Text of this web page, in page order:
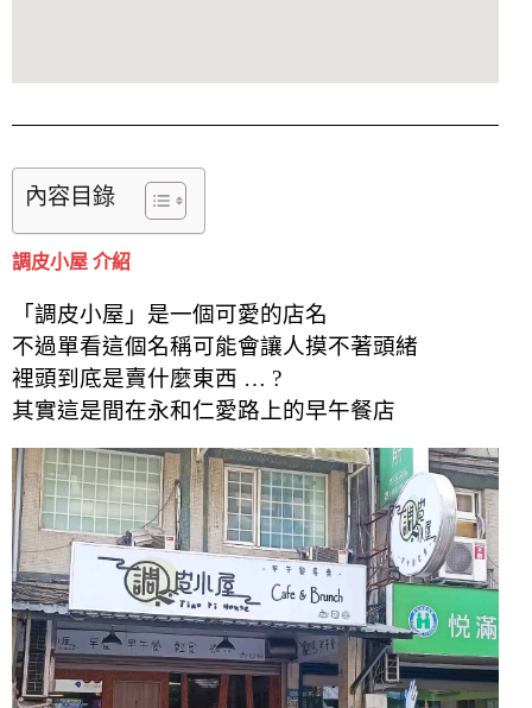
內容目錄
調皮小屋 介紹
「調皮小屋」是一個可愛的店名
不過單看這個名稱可能會讓人摸不著頭緒
裡頭到底是賣什麼東西 … ?
其實這是間在永和仁愛路上的早午餐店